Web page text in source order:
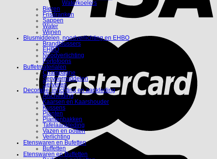
Waterkoelers
Bieren
Frisdranken
Sappen
Water
Wijnen
Blusmiddelen, noodverlichting en EHBO
Brandblussers
EHBO
Noodverlichting
Portofoons
Buffetmaterialen
Champagne
Serveermiddelen
Serveren
Decoratie, inrichting en aankleding
Afscheiding
Kaarsen en Kaarshouder
Kussens
Planten
Plantenbakken
Tafelaankleding
Vazen en potten
Verlichting
Etenswaren en Bufetten
Buffetten
Etenswaren en Buffetten